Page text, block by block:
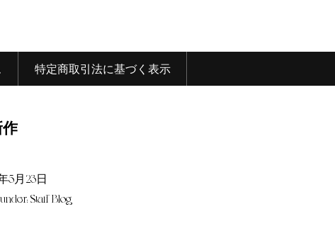
特定商取引法に基づく表示
作
5月23日
Staff Blog